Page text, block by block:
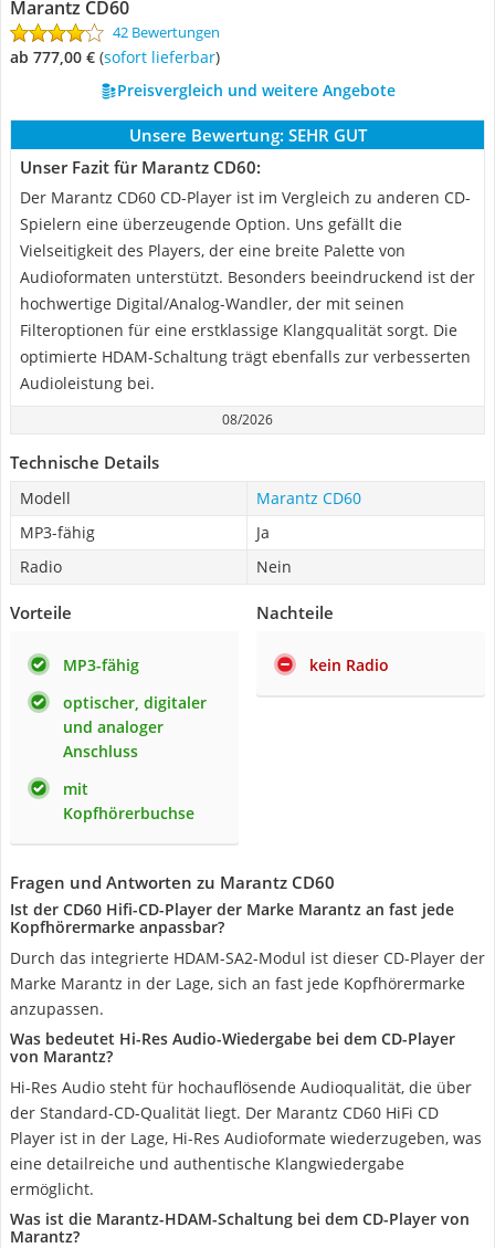
Marantz CD60
42 Bewertungen
ab 777,00 € ( Sofort lieferbar)
Preisvergleich und weitere Angebote
Unsere Bewertung: SEHR GUT
Unser Fazit für Marantz CD60:
Der Marantz CD60 CD-Player ist im Vergleich zu anderen CD-
Spielern eine überzeugende Option. Uns gefällt die
Vielseitigkeit des Players, der eine breite Palette von
Audioformaten unterstützt. Besonders beeindruckend ist der
hochwertige Digital/Analog-Wandler, der mit seinen
Filteroptionen für eine erstklassige Klangqualität sorgt. Die
optimierte HDAM-Schaltung trägt ebenfalls zur verbesserten
Audioleistung bei.
08/2026
Technische Details
Modell
Marantz CD60
MP3-fähig
Ja
Radio
Nein
Vorteile
MP3-fähig
optischer, digitaler
und analoger
Anschluss
mit
Kopfhörerbuchse
Nachteile
kein Radio
Fragen und Antworten zu Marantz CD60
Ist der CD60 Hifi-CD-Player der Marke Marantz an fast jede
Kopfhörermarke anpassbar?
Durch das integrierte HDAM-SA2-Modul ist dieser CD-Player der
Marke Marantz in der Lage, sich an fast jede Kopfhörermarke
anzupassen.
Was bedeutet Hi-Res Audio-Wiedergabe bei dem CD-Player
von Marantz?
Hi-Res Audio steht für hochauflösende Audioqualität, die über
der Standard-CD-Qualität liegt. Der Marantz CD60 HiFi CD
Player ist in der Lage, Hi-Res Audioformate wiederzugeben, was
eine detailreiche und authentische Klangwiedergabe
ermöglicht.
Was ist die Marantz-HDAM-Schaltung bei dem CD-Player von
Marantz?